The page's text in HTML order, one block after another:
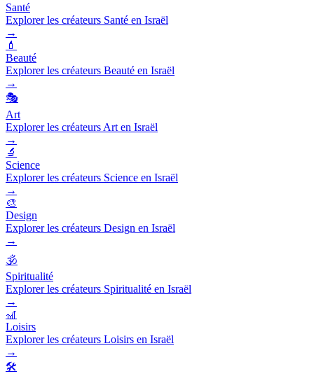
Santé
Explorer les créateurs Santé en Israël
→
💄
Beauté
Explorer les créateurs Beauté en Israël
→
🎭
Art
Explorer les créateurs Art en Israël
→
🔬
Science
Explorer les créateurs Science en Israël
→
🎨
Design
Explorer les créateurs Design en Israël
→
🕉️
Spiritualité
Explorer les créateurs Spiritualité en Israël
→
🎢
Loisirs
Explorer les créateurs Loisirs en Israël
→
🛠️